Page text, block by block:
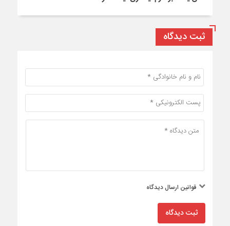
ثبت دیدگاه
قوانین ارسال دیدگاه
ثبت دیدگاه